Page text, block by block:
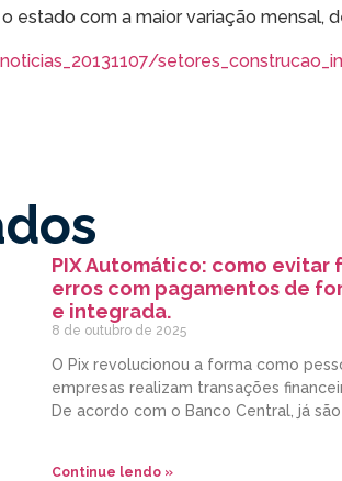
estado com a maior variação mensal,
PIX Automático: como evitar
erros com pagamentos de
e integrada.
8 de outubro de 2025
O Pix revolucionou a forma como
empresas realizam transações
De acordo com o Banco Central, já
Continue lendo »